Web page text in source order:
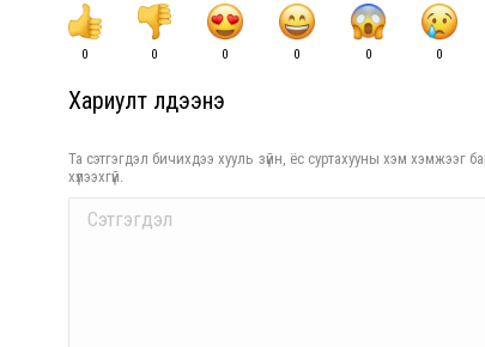
0 0 0 0 0 0
Хариулт үлдээнэ үү
Та сэтгэгдэл бичихдээ хууль зүйн, ёс суртахууны хэм хэмжээг
хүлээхгүй.
Comment